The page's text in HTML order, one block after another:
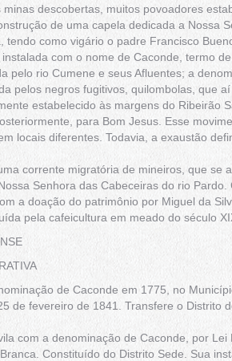
descobertas, muitos povoadores
de uma capela dedicada a Nossa
tendo como vigário o padre Francisco
com o nome de Caconde, termo
pelo rio Cumene e seus Afluentes; a
pelos negros fugitivos, quilombolas, que
estabelecido às margens do Ribeirão
para Bom Jesus. Esse
locais diferentes. Todavia, a exaustão
corrente migratória de mineiros, que se
Senhora das Cabeceiras do rio
a doação do patrimônio por Miguel da
pela cafeicultura em meado do século
de Caconde em 1775, no
de fevereiro de 1841. Transfere o Distrito
com a denominação de Caconde, por Lei
Constituído do Distrito Sede. Sua